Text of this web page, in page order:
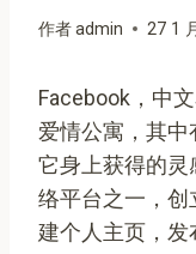
作者admin 27 1
Facebook，中
爱情公寓，其中
它身上获得的灵
络平台之一，创
建个人主页，发